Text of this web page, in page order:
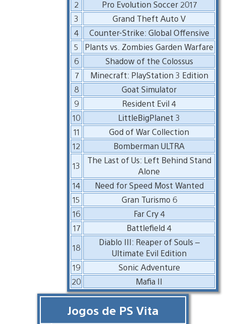
2
Pro Evolution Soccer 2017
3
Grand Theft Auto V
4
Counter-Strike: Global Offensive
5
Plants vs. Zombies Garden Warfare
6
Shadow of the Colossus
7
Minecraft: PlayStation 3 Edition
8
Goat Simulator
9
Resident Evil 4
10
LittleBigPlanet 3
11
God of War Collection
12
Bomberman ULTRA
13
The Last of Us: Left Behind Stand
Alone
14
Need for Speed Most Wanted
15
Gran Turismo 6
16
Far Cry 4
17
Battlefield 4
18
Diablo III: Reaper of Souls –
Ultimate Evil Edition
19
Sonic Adventure
20
Mafia II
Jogos de PS Vita